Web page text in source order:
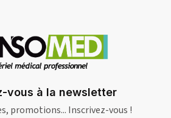
vous à la newsletter
promotions... Inscrivez-vous !